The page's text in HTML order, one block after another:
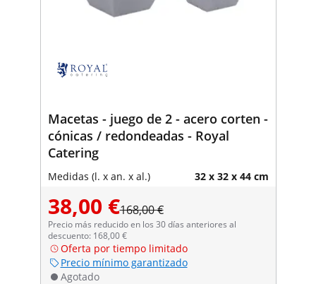
Macetas - juego de 2 - acero corten -
cónicas / redondeadas - Royal
Catering
Medidas (l. x an. x al.) 32 x 32 x 44 cm
38,00 €168,00 €
Precio más reducido en los 30 días anteriores al
descuento: 168,00 €
Oferta por tiempo limitado
Precio mínimo garantizado
Agotado